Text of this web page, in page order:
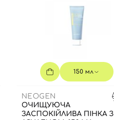
150 мл
NEOGEN
ОЧИЩУЮЧА
ЗАСПОКІЙЛИВА ПІНКА З